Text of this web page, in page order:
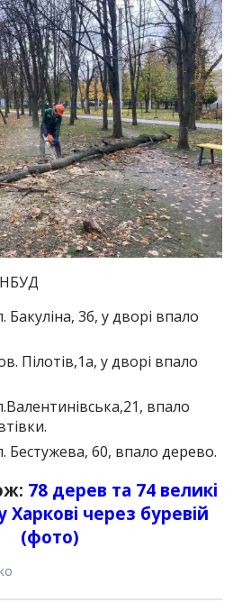
Бакуліна, 3б, у дворі впало
Пілотів,1а, у дворі впало
впало
Бестужева, 60, впало дерево.
78 дерев та 74 великі
Харкові через буревій
(фото)